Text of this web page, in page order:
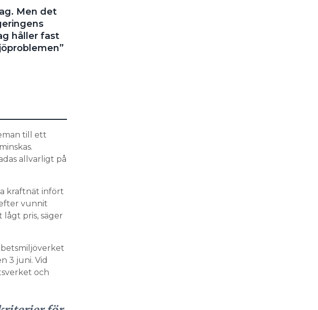
Men det
håller fast
till ett
allvarligt på
kraftnät infört
vunnit
pris, säger
3 juni. Vid
och